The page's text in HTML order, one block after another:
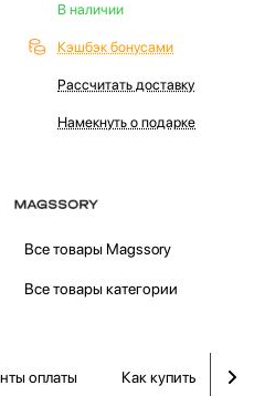
В наличии
Кэшбэк бонусами
Рассчитать доставку
Намекнуть о подарке
Все товары Magssory
Все товары категории
оплаты Как купить